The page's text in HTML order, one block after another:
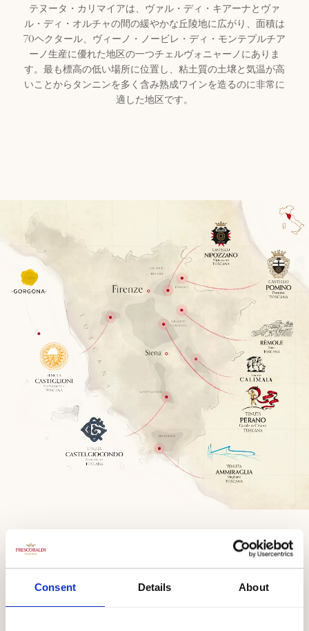
Consent Details About
テヌータ・カリマイアは、ヴァル・ディ・キアーナとヴァ
ル・ディ・オルチャの間の緩やかな丘陵地に広がり、面積は
70ヘクタール、ヴィーノ・ノービレ・ディ・モンテプルチア
ーノ生産に優れた地区の一つチェルヴォニャーノにありま
す。最も標高の低い場所に位置し、粘土質の土壌と気温が高
いことからタンニンを多く含み熟成ワインを造るのに非常に
適した地区です。